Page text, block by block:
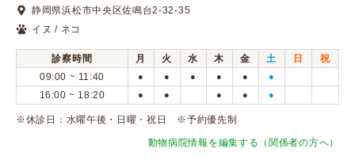
口コミ検索
Calooペットとは？
口コミ投稿
静岡県浜松市中央区佐鳴台2-32-35
イヌ / ネコ
診察時間 月 火 水 木 金 土 日
祝
09:00 ~ 11:40
● ● ● ● ● ●
16:00 ~ 18:20 ● ● ● ● ●
※休診日：水曜午後・日曜・祝日 ※予約優先制
動物病院情報を編集する（関係者の方へ）